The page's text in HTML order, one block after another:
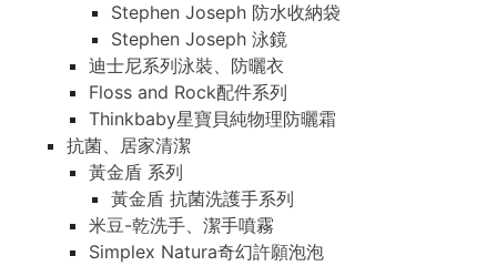
Stephen Joseph 防水收納袋
Stephen Joseph 泳鏡
迪士尼系列泳裝、防曬衣
Floss and Rock配件系列
Thinkbaby星寶貝純物理防曬霜
抗菌、居家清潔
黃金盾 系列
黃金盾 抗菌洗護手系列
米豆-乾洗手、潔手噴霧
Simplex Natura奇幻許願泡泡